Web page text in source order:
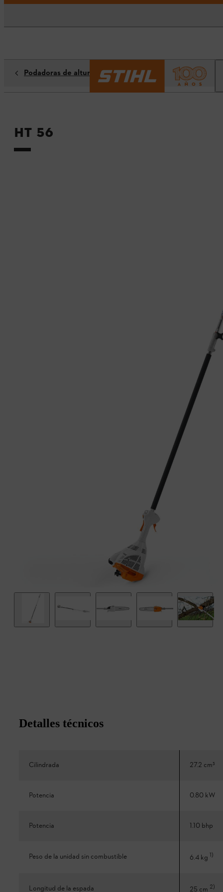
Podadoras de altura
HT 56
Detalles técnicos
Cilindrada 27.2 cm³
Potencia 0.80 kW
Potencia 1.10 bhp
Peso de la unidad sin combustible 6.4 kg 1)
Longitud de la espada 25 cm 2)